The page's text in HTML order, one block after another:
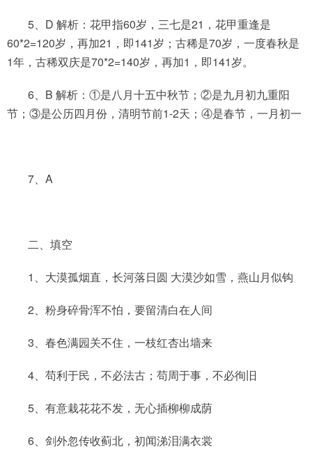
5、D 解析：花甲指60岁，三七是21，花甲重逢是
60*2=120岁，再加21，即141岁；古稀是70岁，一度春秋是
1年，古稀双庆是70*2=140岁，再加1，即141岁。
6、B 解析：①是八月十五中秋节；②是九月初九重阳
节；③是公历四月份，清明节前1-2天；④是春节，一月初一
7、A
二、填空
1、大漠孤烟直，长河落日圆 大漠沙如雪，燕山月似钩
2、粉身碎骨浑不怕，要留清白在人间
3、春色满园关不住，一枝红杏出墙来
4、苟利于民，不必法古；苟周于事，不必徇旧
5、有意栽花花不发，无心插柳柳成荫
6、剑外忽传收蓟北，初闻涕泪满衣裳